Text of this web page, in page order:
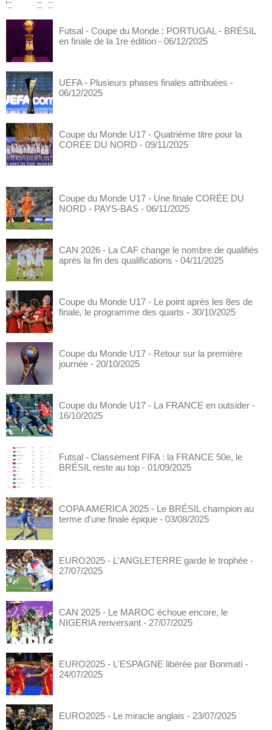
Futsal - Coupe du Monde : PORTUGAL - BRÉSIL
en finale de la 1re édition - 06/12/2025
UEFA - Plusieurs phases finales attribuées -
06/12/2025
Coupe du Monde U17 - Quatrième titre pour la
CORÉE DU NORD - 09/11/2025
Coupe du Monde U17 - Une finale CORÉE DU
NORD - PAYS-BAS - 06/11/2025
CAN 2026 - La CAF change le nombre de qualifiés
après la fin des qualifications - 04/11/2025
Coupe du Monde U17 - Le point après les 8es de
finale, le programme des quarts - 30/10/2025
Coupe du Monde U17 - Retour sur la première
journée - 20/10/2025
Coupe du Monde U17 - La FRANCE en outsider -
16/10/2025
Futsal - Classement FIFA : la FRANCE 50e, le
BRÉSIL reste au top - 01/09/2025
COPA AMERICA 2025 - Le BRÉSIL champion au
terme d'une finale épique - 03/08/2025
EURO2025 - L'ANGLETERRE garde le trophée -
27/07/2025
CAN 2025 - Le MAROC échoue encore, le
NIGERIA renversant - 27/07/2025
EURO2025 - L'ESPAGNE libérée par Bonmatí -
24/07/2025
EURO2025 - Le miracle anglais - 23/07/2025